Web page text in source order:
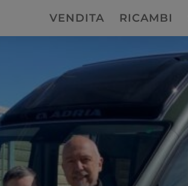
VENDITA RICAMBI